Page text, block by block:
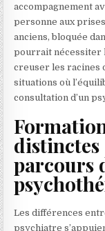
accompagnement
personne aux
anciens, bloquée
pourrait nécessiter
creuser les racines
situations où
consultation d’un
distinctes
parcours
Les différences
psychiatre